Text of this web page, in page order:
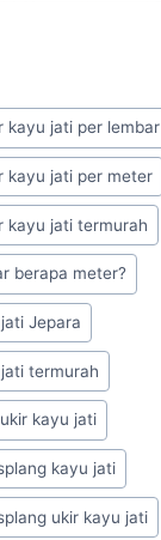
kayu jati per lembar
kayu jati per meter
kayu jati termurah
berapa meter?
Jepara
termurah
kayu jati
kayu jati
ukir kayu jati